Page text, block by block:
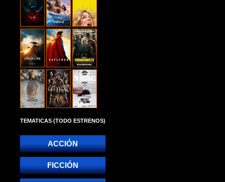
TEMATICAS (TODO ESTRENOS)
ACCIÓN
FICCIÓN